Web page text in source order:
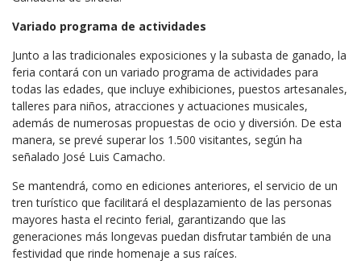
Variado programa de actividades
Junto a las tradicionales exposiciones y la subasta de ganado, la
feria contará con un variado programa de actividades para
todas las edades, que incluye exhibiciones, puestos artesanales,
talleres para niños, atracciones y actuaciones musicales,
además de numerosas propuestas de ocio y diversión. De esta
manera, se prevé superar los 1.500 visitantes, según ha
señalado José Luis Camacho.
Se mantendrá, como en ediciones anteriores, el servicio de un
tren turístico que facilitará el desplazamiento de las personas
mayores hasta el recinto ferial, garantizando que las
generaciones más longevas puedan disfrutar también de una
festividad que rinde homenaje a sus raíces.